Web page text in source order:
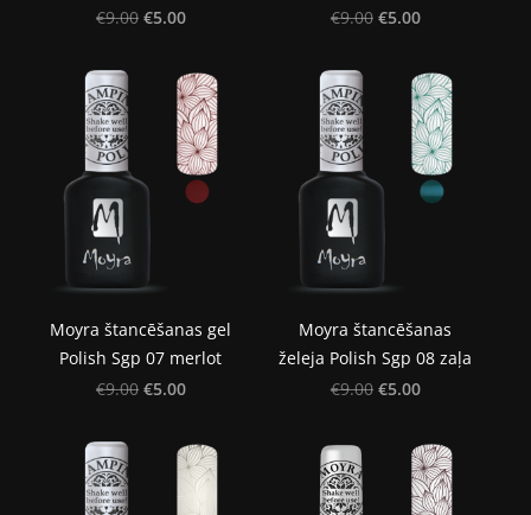
€9.00 €5.00 €9.00 €5.00
Moyra štancēšanas gel
Polish Sgp 07 merlot
€9.00 €5.00
Moyra štancēšanas
želeja Polish Sgp 08 zaļa
€9.00 €5.00